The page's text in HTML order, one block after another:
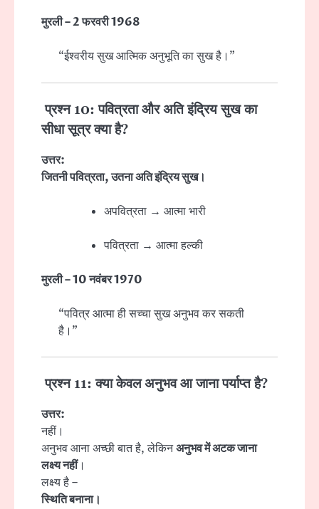
मुरली – 2 फरवरी 1968
“ईश्वरीय सुख आत्मिक अनुभूति का सुख है।”
प्रश्न 10: पवित्रता और अति इंद्रिय सुख का
सीधा सूत्र क्या है?
उत्तर:
जितनी पवित्रता, उतना अति इंद्रिय सुख।
अपवित्रता → आत्मा भारी
पवित्रता → आत्मा हल्की
मुरली – 10 नवंबर 1970
“पवित्र आत्मा ही सच्चा सुख अनुभव कर सकती
है।”
प्रश्न 11: क्या केवल अनुभव आ जाना पर्याप्त है?
उत्तर:
नहीं।
अनुभव आना अच्छी बात है, लेकिनअनुभव में अटक जाना
लक्ष्य नहीं।
लक्ष्य है –
स्थिति बनाना।